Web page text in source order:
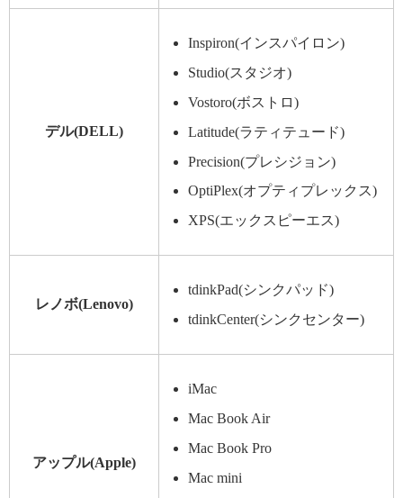
デル(DELL)
Inspiron(インスパイロン)
Studio(スタジオ)
Vostoro(ボストロ)
Latitude(ラティテュード)
Precision(プレシジョン)
OptiPlex(オプティプレックス)
XPS(エックスピーエス)
レノボ(Lenovo)
tdinkPad(シンクパッド)
tdinkCenter(シンクセンター)
アップル(Apple)
iMac
Mac Book Air
Mac Book Pro
Mac mini